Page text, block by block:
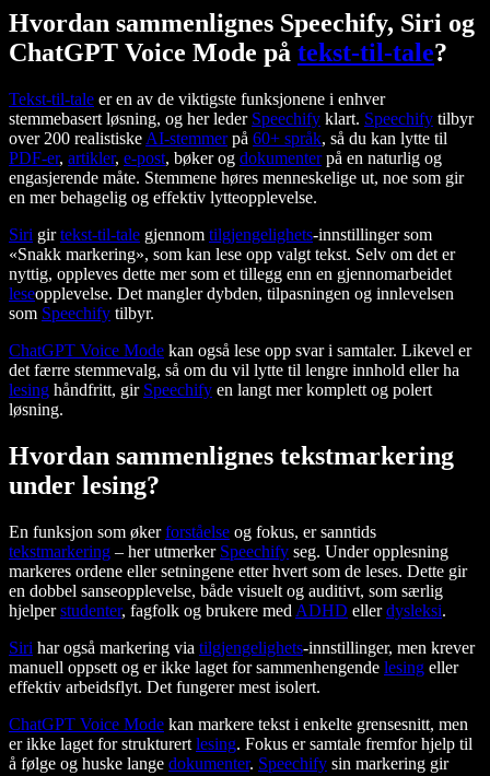
Hvordan sammenlignes Speechify, Siri og
ChatGPT Voice Mode på tekst-til-tale?
Tekst-til-tale er en av de viktigste funksjonene i enhver
stemmebasert løsning, og her leder Speechify klart. Speechify tilbyr
over 200 realistiske AI-stemmerpå 60+ språk, så du kan lytte til
PDF-er, artikler, e-post, bøker og dokumenterpå en naturlig og
engasjerende måte. Stemmene høres menneskelige ut, noe som gir
en mer behagelig og effektiv lytteopplevelse.
Siri girtekst-til-tale gjennom tilgjengelighets-innstillinger som
«Snakk markering», som kan lese opp valgt tekst. Selv om det er
nyttig, oppleves dette mer som et tillegg enn en gjennomarbeidet
leseopplevelse. Det mangler dybden, tilpasningen og innlevelsen
som Speechify tilbyr.
ChatGPT Voice Mode kan også lese opp svar i samtaler. Likevel er
det færre stemmevalg, så om du vil lytte til lengre innhold eller ha
lesing håndfritt, gir Speechify en langt mer komplett og polert
løsning.
Hvordan sammenlignes tekstmarkering
under lesing?
En funksjon som økerforståelse og fokus, er sanntids
tekstmarkering – her utmerker Speechify seg. Under opplesning
markeres ordene eller setningene etter hvert som de leses. Dette gir
en dobbel sanseopplevelse, både visuelt og auditivt, som særlig
hjelperstudenter, fagfolk og brukere med ADHD ellerdysleksi.
Siri har også markering via tilgjengelighets-innstillinger, men krever
manuell oppsett og er ikke laget for sammenhengende lesing eller
effektiv arbeidsflyt. Det fungerer mest isolert.
ChatGPT Voice Mode kan markere tekst i enkelte grensesnitt, men
er ikke laget for strukturert lesing. Fokus er samtale fremfor hjelp til
å følge og huske lange dokumenter. Speechify sin markering gir